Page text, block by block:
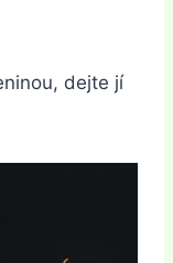
dejte jí